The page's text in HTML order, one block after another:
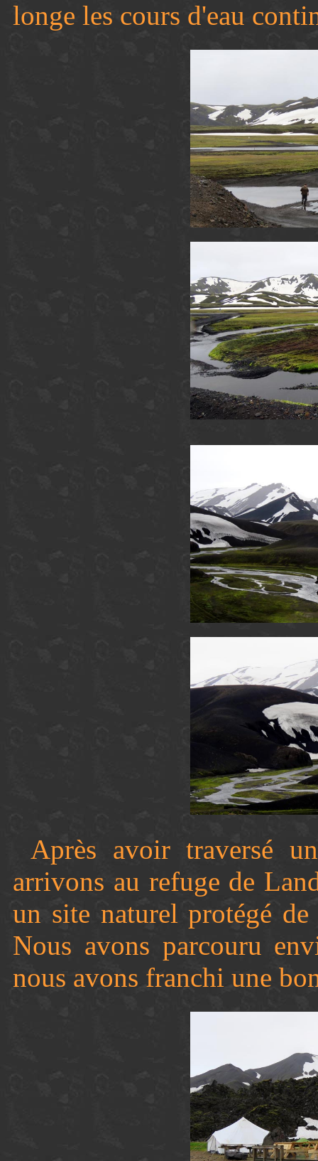
longe les cours d'eau
Après avoir traversé
arrivons au refuge de
un site naturel protégé
Nous avons parcouru
nous avons franchi une